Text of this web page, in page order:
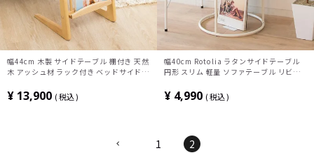
幅44cm 木製 サイドテーブル 棚付き 天然
木 アッシュ材 ラック付き ベッドサイドテ
しゃれ 北欧風 ナチュラル
¥ 13,900 税込
幅40cm Rotolia ラタンサイドテーブル
円形 スリム 軽量 ソファテーブル リビン
¥ 4,990 税込
1 2